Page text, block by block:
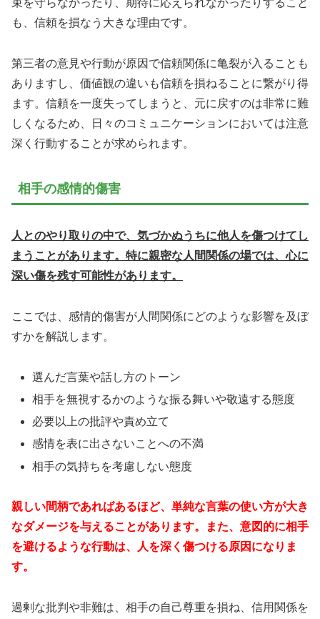
束を守らなかったり、期待に応えられなかったりすること
も、信頼を損なう大きな理由です。
第三者の意見や行動が原因で信頼関係に亀裂が入ることも
ありますし、価値観の違いも信頼を損ねることに繋がり得
ます。信頼を一度失ってしまうと、元に戻すのは非常に難
しくなるため、日々のコミュニケーションにおいては注意
深く行動することが求められます。
相手の感情的傷害
人とのやり取りの中で、気づかぬうちに他人を傷つけてし
まうことがあります。特に親密な人間関係の場では、心に
深い傷を残す可能性があります。
ここでは、感情的傷害が人間関係にどのような影響を及ぼ
すかを解説します。
選んだ言葉や話し方のトーン
相手を無視するかのような振る舞いや敬遠する態度
必要以上の批評や責め立て
感情を表に出さないことへの不満
相手の気持ちを考慮しない態度
親しい間柄であればあるほど、単純な言葉の使い方が大き
なダメージを与えることがあります。また、意図的に相手
を避けるような行動は、人を深く傷つける原因になりま
す。
過剰な批判や非難は、相手の自己尊重を損ね、信用関係を